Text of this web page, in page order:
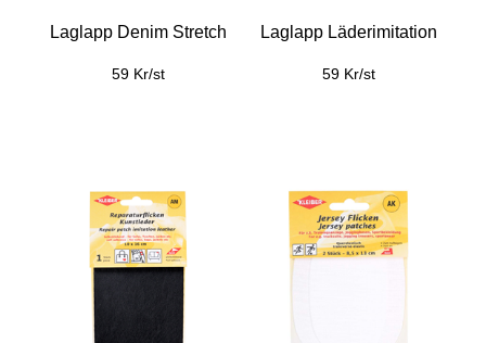
Laglapp Denim Stretch
59 Kr/st
Laglapp Läderimitation
59 Kr/st